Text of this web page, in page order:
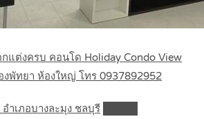
แต่งครบ คอนโด Holiday Condo View
งพัทยา ห้องใหญ่ โทร 0937892952
ำเภอบางละมุง ชลบุรี